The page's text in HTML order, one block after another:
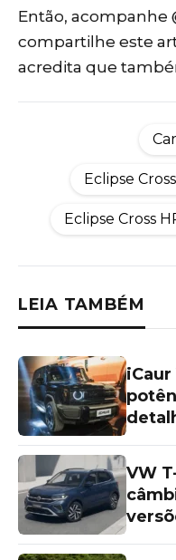
Então, acompanhe
compartilhe este
acredita que
Eclipse
Eclipse Cross
LEIA TAMBÉM
VW